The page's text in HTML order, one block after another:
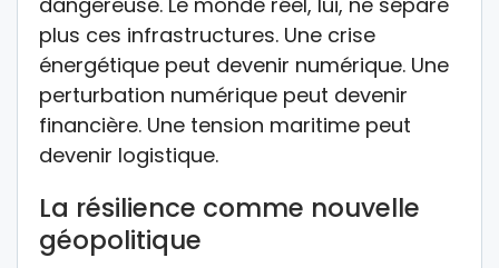
plus ces infrastructures. Une crise
énergétique peut devenir numérique. Une
perturbation numérique peut devenir
financière. Une tension maritime peut
devenir logistique.
La résilience comme nouvelle
géopolitique